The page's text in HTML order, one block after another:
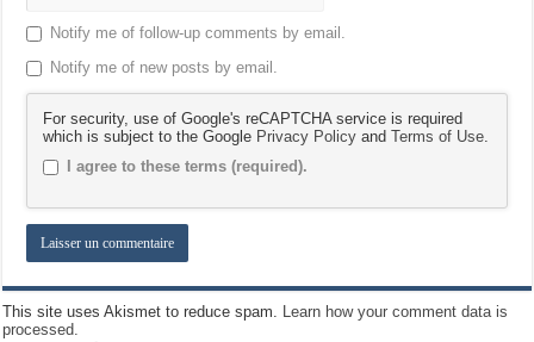
Notify me of follow-up comments by email.
Notify me of new posts by email.
For security, use of Google's reCAPTCHA service is required
which is subject to the Google Privacy Policy andTerms of Use
I agree to these terms (required).
This site uses Akismet to reduce spam. Learn how your comment data is
processed.